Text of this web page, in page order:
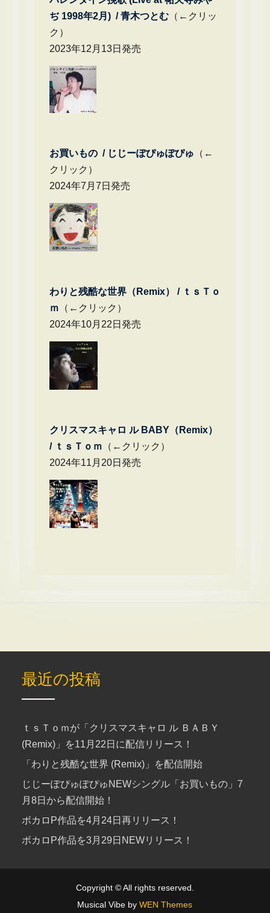
ぢ 1998年2月) / 青木つとむ（←クリッ
ク）
2023年12月13日発売
お買いもの / じじーぽぴゅぽぴゅ （←
クリック）
2024年7月7日発売
わりと残酷な世界（Remix） / ｔｓＴｏ
ｍ （←クリック）
2024年10月22日発売
クリスマスキャロ ル BABY（Remix）
/ ｔｓＴｏｍ （←クリック）
2024年11月20日発売
最近の投稿
ｔｓＴｏｍが「クリスマスキャロ ル ＢＡＢＹ
(Remix)」を11月22日に配信リリース！
「わりと残酷な世界 (Remix)」を配信開始
じじーぽぴゅぽぴゅNEWシングル「お買いもの」7
月8日から配信開始！
ボカロP作品を4月24日再リリース！
ボカロP作品を3月29日NEWリリース！
Copyright © All rights reserved.
Musical Vibe byWEN Themes